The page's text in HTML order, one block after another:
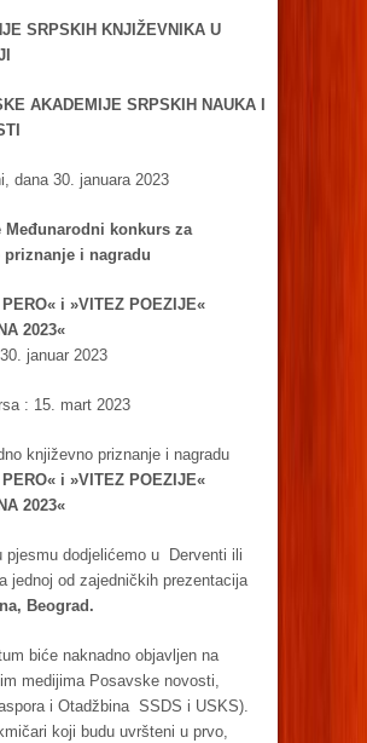
SRPSKIH KNJIŽEVNIKA U
AKADEMIJE SRPSKIH NAUKA I
dana 30. januara 2023
Međunarodni konkurs za
priznanje i nagradu
i »VITEZ POEZIJE«
2023«
januar 2023
: 15. mart 2023
književno priznanje i nagradu
i »VITEZ POEZIJE«
2023«
pjesmu dodjelićemo u Derventi ili
jednoj od zajedničkih prezentacija
Beograd.
biće naknadno objavljen na
medijima Posavske novosti,
i Otadžbina SSDS i USKS).
koji budu uvršteni u prvo,